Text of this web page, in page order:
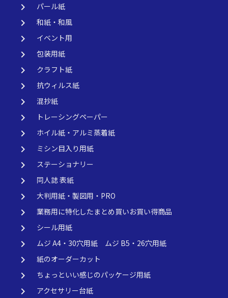
keyboard_arrow_right パール紙
keyboard_arrow_right 和紙・和風
keyboard_arrow_right イベント用
keyboard_arrow_right 包装用紙
keyboard_arrow_right クラフト紙
keyboard_arrow_right 抗ウィルス紙
keyboard_arrow_right 混抄紙
keyboard_arrow_right トレーシングペーパー
keyboard_arrow_right ホイル紙・アルミ蒸着紙
keyboard_arrow_right ミシン目入り用紙
keyboard_arrow_right ステーショナリー
keyboard_arrow_right 同人誌 表紙
keyboard_arrow_right 大判用紙・製図用・PRO
keyboard_arrow_right 業務用に特化したまとめ買いお買い得商品
keyboard_arrow_right シール用紙
keyboard_arrow_right ムジ A4・30穴用紙 ムジ B5・26穴用紙
keyboard_arrow_right 紙のオーダーカット
keyboard_arrow_right ちょっといい感じのパッケージ用紙
keyboard_arrow_right アクセサリー台紙